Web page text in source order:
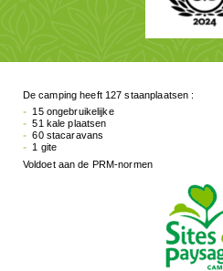
De camping heeft 127 staanplaatsen :
15 ongebruikelijke
51 kale plaatsen
60 stacaravans
1 gite
Voldoet aan de PRM-normen